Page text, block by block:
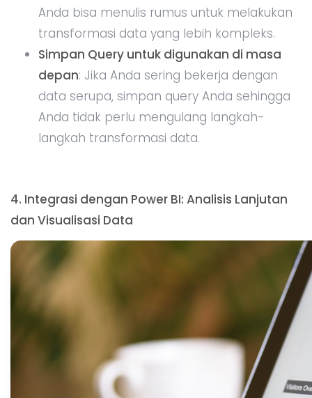
dapat memanfaatkan fitur AI yang lebih
canggih, seperti analisis prediktif berbasis
machine learning dan pembuatan dashboard
dinamis yang dapat diperbarui secara real-time.
Cara Menghubungkan Excel dengan Power BI:
Publish to Power BI
dan di sana Anda bisa mulai membuat
laporan dan visualisasi interaktif.
Anda juga dapat menggunakan
Language Query
di Power BI untuk
mendapatkan insight data hanya dengan
mengetikkan pertanyaan, seperti "Berapa
penjualan bulan lalu?"